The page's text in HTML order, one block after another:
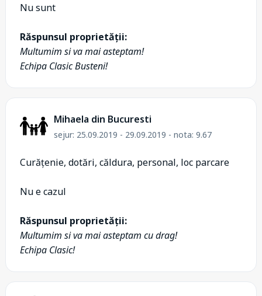
Nu sunt
Răspunsul proprietății:
Multumim si va mai asteptam!
Echipa Clasic Busteni!
Mihaela din Bucuresti
sejur: 25.09.2019 - 29.09.2019 - nota: 9.67
Curățenie, dotări, căldura, personal, loc parcare
Nu e cazul
Răspunsul proprietății:
Multumim si va mai asteptam cu drag!
Echipa Clasic!